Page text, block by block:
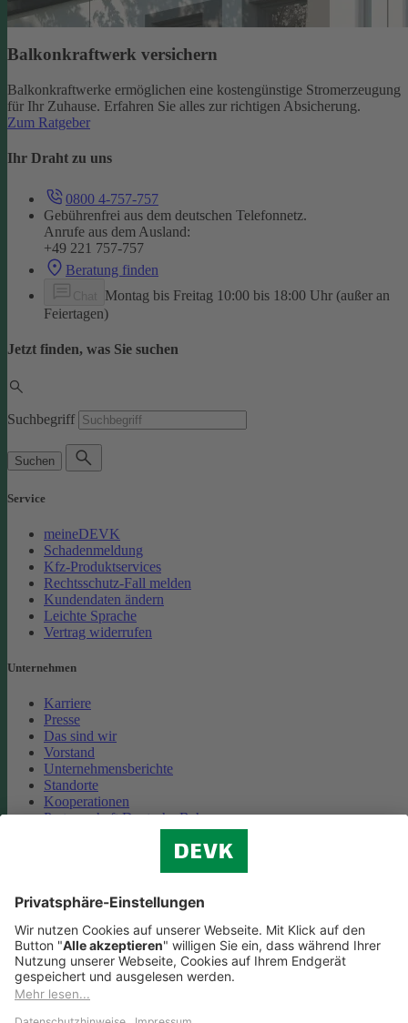
Balkonkraftwerk versichern
Balkonkraftwerke ermöglichen eine kostengünstige Stromerzeugung
für Ihr Zuhause. Erfahren Sie alles zur richtigen Absicherung.
Zum Ratgeber
Ihr Draht zu uns
0800 4-757-757
Gebührenfrei aus dem deutschen Telefonnetz.
Anrufe aus dem Ausland:
+49 221 757-757
Beratung finden
Montag bis Freitag 10:00 bis 18:00 Uhr (außer an
Feiertagen)
Jetzt finden, was Sie suchen
Suchbegriff
Suchen
Service
meineDEVK
Schadenmeldung
Kfz-Produktservices
Rechtsschutz-Fall melden
Kundendaten ändern
Leichte Sprache
Vertrag widerrufen
Unternehmen
Karriere
Presse
Das sind wir
Vorstand
Unternehmensberichte
Standorte
Kooperationen
Partnerschaft Deutsche Bahn
Cookie-Einstellungen
Datenschutz
Impressum
Streitbeilegung